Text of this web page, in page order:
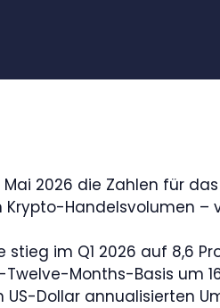
Mai 2026 die Zahlen für
Handelsvolumen –
im Q1 2026 auf 8,6
Months-Basis um
Dollar annualisierten